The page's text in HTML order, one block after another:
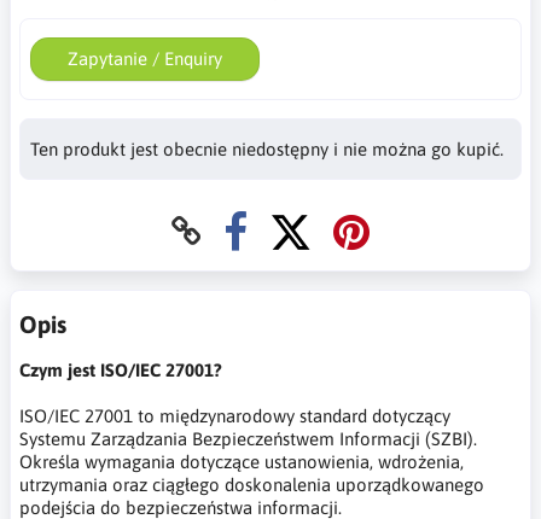
Zapytanie / Enquiry
Ten produkt jest obecnie niedostępny i nie można go kupić.
Opis
Czym jest ISO/IEC 27001?
ISO/IEC 27001 to międzynarodowy standard dotyczący
Systemu Zarządzania Bezpieczeństwem Informacji (SZBI).
Określa wymagania dotyczące ustanowienia, wdrożenia,
utrzymania oraz ciągłego doskonalenia uporządkowanego
podejścia do bezpieczeństwa informacji.